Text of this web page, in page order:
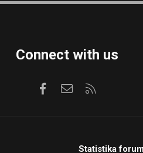
Connect with us
FacebookKontaktirajte nas
Statistika